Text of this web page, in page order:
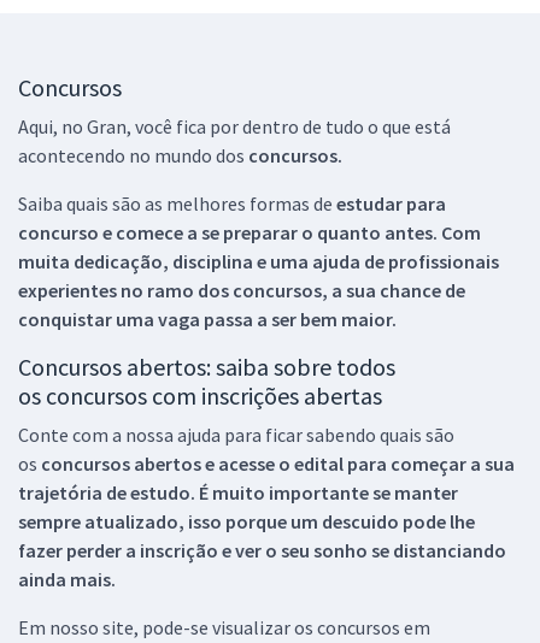
Concursos
Aqui, no Gran, você fica por dentro de tudo o que está
acontecendo no mundo dos concursos.
Saiba quais são as melhores formas de estudar para
concurso e comece a se preparar o quanto antes. Com
muita dedicação, disciplina e uma ajuda de profissionais
experientes no ramo dos concursos, a sua chance de
conquistar uma vaga passa a ser bem maior.
Concursos abertos: saiba sobre todos
os concursos com inscrições abertas
Conte com a nossa ajuda para ficar sabendo quais são
os concursos abertos e acesse o edital para começar a sua
trajetória de estudo. É muito importante se manter
sempre atualizado, isso porque um descuido pode lhe
fazer perder a inscrição e ver o seu sonho se distanciando
ainda mais.
Em nosso site, pode-se visualizar os concursos em